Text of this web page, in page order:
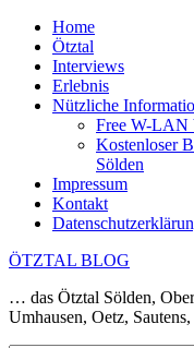
Home
Ötztal
Interviews
Erlebnis
Nützliche
Free W-LAN
Kostenloser
Sölden
Impressum
Kontakt
ÖTZTAL BLOG
… das Ötztal Sölden,
Umhausen, Oetz,